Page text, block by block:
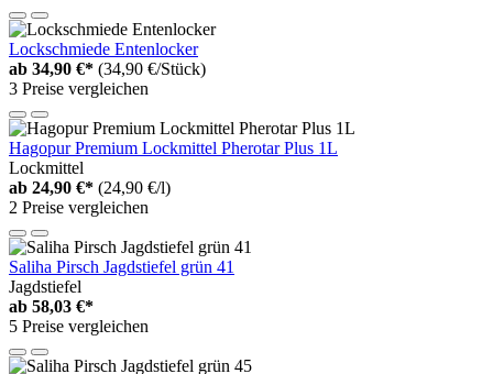
Lockschmiede Entenlocker
ab 34,90 €* (34,90 €/Stück)
3 Preise vergleichen
Hagopur Premium Lockmittel Pherotar Plus 1L
Lockmittel
ab 24,90 €* (24,90 €/l)
2 Preise vergleichen
Saliha Pirsch Jagdstiefel grün 41
Jagdstiefel
ab 58,03 €*
5 Preise vergleichen